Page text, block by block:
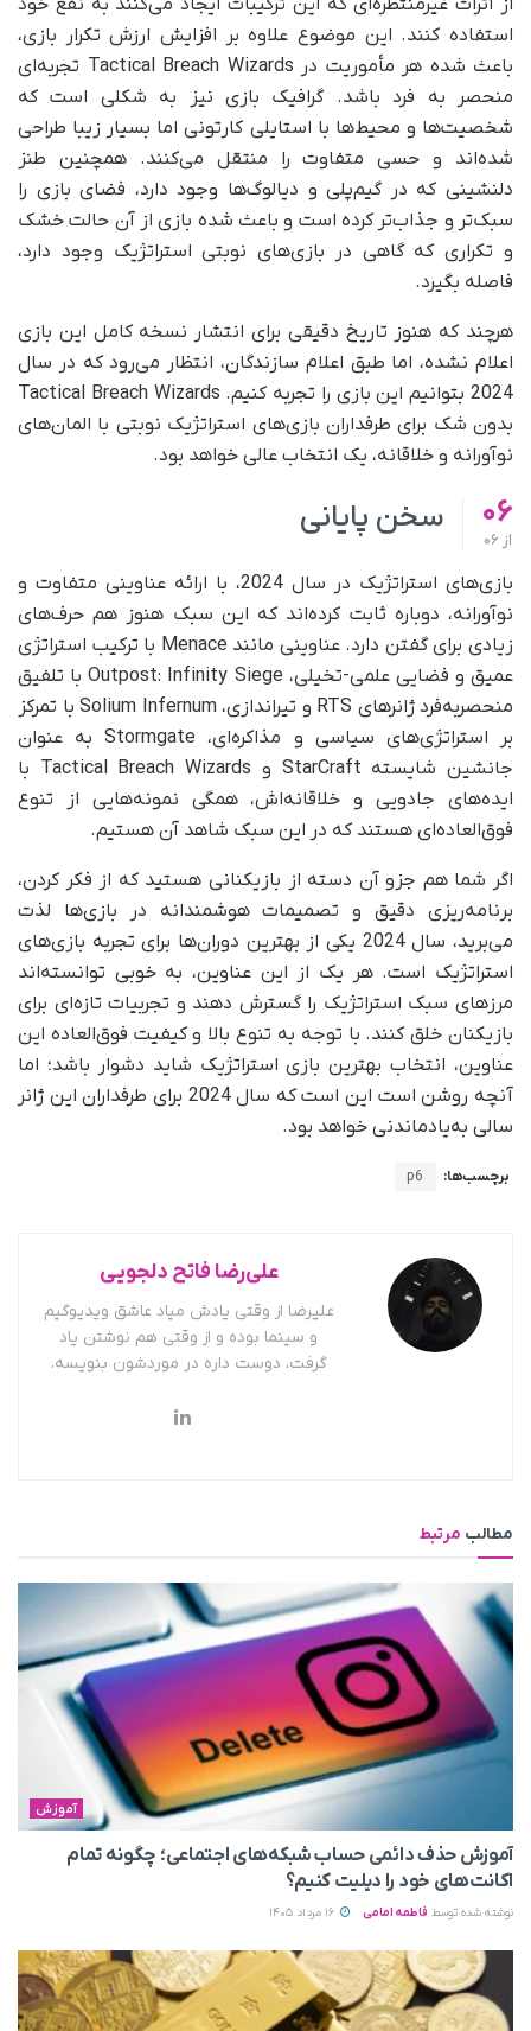
از اثرات غیرمنتظره‌ای که این ترکیبات ایجاد می‌کنند به نفع خود
استفاده کنند. این موضوع علاوه بر افزایش ارزش تکرار بازی،
باعث شده هر مأموریت در Tactical Breach Wizards تجربه‌ای
منحصر به فرد باشد. گرافیک بازی نیز به شکلی است که
شخصیت‌ها و محیط‌ها با استایلی کارتونی اما بسیار زیبا طراحی
شده‌اند و حسی متفاوت را منتقل می‌کنند. همچنین طنز
دلنشینی که در گیم‌پلی و دیالوگ‌ها وجود دارد، فضای بازی را
سبک‌تر و جذاب‌تر کرده است و باعث شده بازی از آن حالت خشک
و تکراری که گاهی در بازی‌های نوبتی استراتژیک وجود دارد،
فاصله بگیرد.
هرچند که هنوز تاریخ دقیقی برای انتشار نسخه کامل این بازی
اعلام نشده، اما طبق اعلام سازندگان، انتظار می‌رود که در سال
2024 بتوانیم این بازی را تجربه کنیم. Tactical Breach Wizards
بدون شک برای طرفداران بازی‌های استراتژیک نوبتی با المان‌های
نوآورانه و خلاقانه، یک انتخاب عالی خواهد بود.
06
از
سخن پایانی
بازی‌های استراتژیک در سال 2024، با ارائه عناوینی متفاوت و
نوآورانه، دوباره ثابت کرده‌اند که این سبک هنوز هم حرف‌های
زیادی برای گفتن دارد. عناوینی مانند Menace با ترکیب استراتژی
عمیق و فضایی علمی-تخیلی، Outpost: Infinity Siege با تلفیق
منحصربه‌فرد ژانرهای RTS و تیراندازی، Solium Infernum با تمرکز
بر استراتژی‌های سیاسی و مذاکره‌ای، Stormgate به عنوان
جانشین شایسته StarCraft و Tactical Breach Wizards با
ایده‌های جادویی و خلاقانه‌اش، همگی نمونه‌هایی از تنوع
فوق‌العاده‌ای هستند که در این سبک شاهد آن هستیم.
اگر شما هم جزو آن دسته از بازیکنانی هستید که از فکر کردن،
برنامه‌ریزی دقیق و تصمیمات هوشمندانه در بازی‌ها لذت
می‌برید، سال 2024 یکی از بهترین دوران‌ها برای تجربه بازی‌های
استراتژیک است. هر یک از این عناوین، به خوبی توانسته‌اند
مرزهای سبک استراتژیک را گسترش دهند و تجربیات تازه‌ای برای
بازیکنان خلق کنند. با توجه به تنوع بالا و کیفیت فوق‌العاده این
عناوین، انتخاب بهترین بازی استراتژیک شاید دشوار باشد؛ اما
آنچه روشن است این است که سال 2024 برای طرفداران این ژانر
سالی به‌یادماندنی خواهد بود.
برچسب‌ها: p6
علی‌رضا فاتح دلجویی
علیرضا از وقتی یادش میاد عاشق ویدیوگیم
و سینما بوده و از وقتی هم نوشتن یاد
گرفت، دوست داره در موردشون بنویسه.
مطالب مرتبط
آموزش
آموزش حذف دائمی حساب شبکه‌های اجتماعی؛ چگونه تمام
اکانت‌های خود را دیلیت کنیم؟
نوشته شده توسط فاطمه امامی